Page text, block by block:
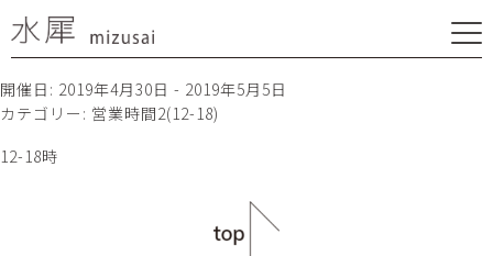
開催日: 2019年4月30日 - 2019年5月5日
カテゴリー: 営業時間2(12-18)
12-18時